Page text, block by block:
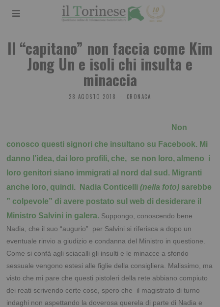
Il “capitano” non faccia come Kim
Jong Un e isoli chi insulta e
minaccia
28 AGOSTO 2018 CRONACA
Non
conosco questi signori che insultano su Facebook. Mi
danno l’idea, dai loro profili, che, se non loro, almeno i
loro genitori siano immigrati al nord dal sud. Migranti
anche loro, quindi. Nadia Conticelli(nella foto) sarebbe
” colpevole” di avere postato sul web di desiderare il
Ministro Salvini in galera. Suppongo, conoscendo bene
Nadia, che il suo “augurio” per Salvini si riferisca a dopo un
eventuale rinvio a giudizio e condanna del Ministro in questione.
Come si confà agli sciacalli gli insulti e le minacce a sfondo
sessuale vengono estesi alle figlie della consigliera. Malissimo, ma
visto che mi pare che questi pistoleri della rete abbiano compiuto
dei reati scrivendo certe cose, spero che il magistrato di turno
indaghi non aspettando la doverosa querela di parte di Nadia e